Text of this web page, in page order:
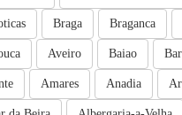
Braganca
Braga
Baiao
Aveiro
Anadia
Amares